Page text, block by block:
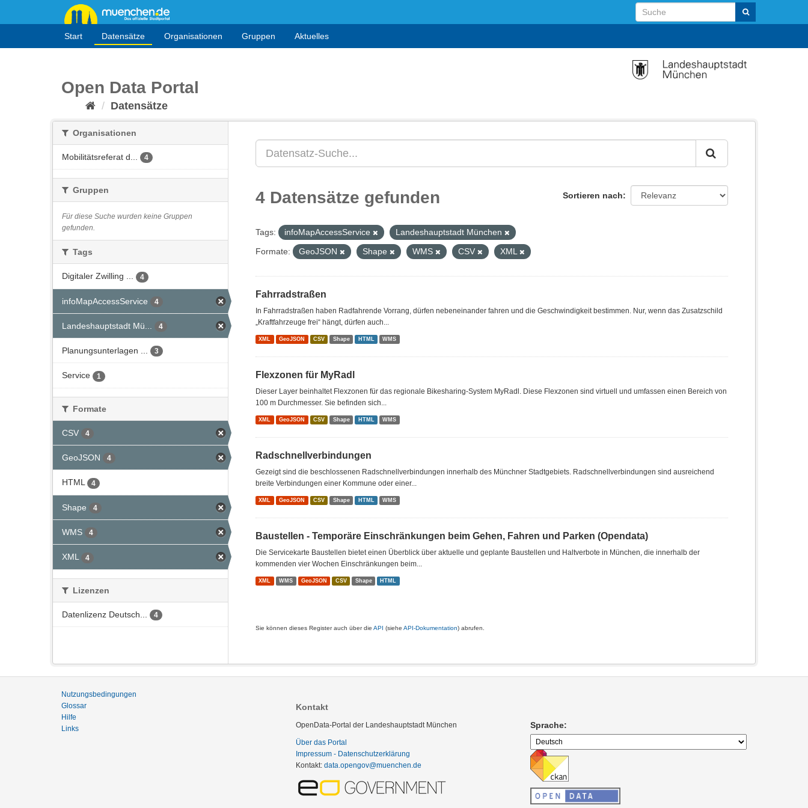
Start Datensätze Organisationen Gruppen Aktuelles
Open Data Portal
Datensätze
Organisationen
Mobilitätsreferat d... 4
Gruppen
Für diese Suche wurden keine Gruppen
gefunden.
Tags
Digitaler Zwilling ... 4
infoMapAccessService 4
Landeshauptstadt Mü... 4
Planungsunterlagen ... 3
Service 1
Formate
CSV 4
GeoJSON 4
HTML 4
Shape 4
WMS 4
XML 4
Lizenzen
Datenlizenz Deutsch... 4
Sortieren nach
4 Datensätze gefunden
Tags: infoMapAccessService
Landeshauptstadt München
Formate:
GeoJSON Shape WMS CSV XML
Fahrradstraßen
In Fahrradstraßen haben Radfahrende Vorrang, dürfen nebeneinander fahren und die Geschwindigkeit bestimmen. Nur, wenn das Zusatzschild
„Kraftfahrzeuge frei“ hängt, dürfen auch...
XML GeoJSON CSV Shape HTML WMS
Flexzonen für MyRadl
Dieser Layer beinhaltet Flexzonen für das regionale Bikesharing-System MyRadl. Diese Flexzonen sind virtuell und umfassen einen Bereich von
100 m Durchmesser. Sie befinden sich...
XML GeoJSON CSV Shape HTML WMS
Radschnellverbindungen
Gezeigt sind die beschlossenen Radschnellverbindungen innerhalb des Münchner Stadtgebiets. Radschnellverbindungen sind ausreichend
breite Verbindungen einer Kommune oder einer...
XML GeoJSON CSV Shape HTML WMS
Baustellen - Temporäre Einschränkungen beim Gehen, Fahren und Parken (Opendata)
Die Servicekarte Baustellen bietet einen Überblick über aktuelle und geplante Baustellen und Haltverbote in München, die innerhalb der
kommenden vier Wochen Einschränkungen beim...
XML WMS GeoJSON CSV Shape HTML
Sie können dieses Register auch über die API (siehe API-Dokumentation) abrufen.
Nutzungsbedingungen
Glossar
Hilfe
Links
Kontakt
OpenData-Portal der Landeshauptstadt München
Über das Portal
Impressum - Datenschutzerklärung
Kontakt: data.opengov@muenchen.de
Sprache